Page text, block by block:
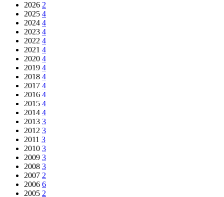
2026 2
2025 4
2024 4
2023 4
2022 4
2021 4
2020 4
2019 4
2018 4
2017 4
2016 4
2015 4
2014 4
2013 3
2012 3
2011 3
2010 3
2009 3
2008 3
2007 2
2006 6
2005 2